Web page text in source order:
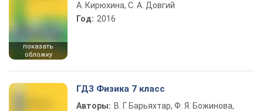
показать
обложку
А. Кирюхина, С. А. Довгий
Год: 2016
ГДЗ Физика 7 класс
Авторы: В. Г. Барьяхтар, Ф. Я. Божинова,